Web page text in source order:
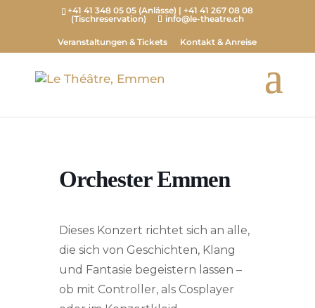
+41 41 348 05 05 (Anlässe) | +41 41 267 08 08
(Tischreservation)
info@le-theatre.ch
Veranstaltungen & Tickets Kontakt & Anreise
Home Event Orchester Emmen
Orchester Emmen
Dieses Konzert richtet sich an alle,
die sich von Geschichten, Klang
und Fantasie begeistern lassen –
ob mit Controller, als Cosplayer